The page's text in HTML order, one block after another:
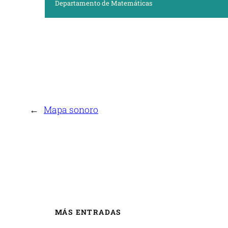
Departamento de Matemáticas
← Mapa sonoro
MÁS ENTRADAS